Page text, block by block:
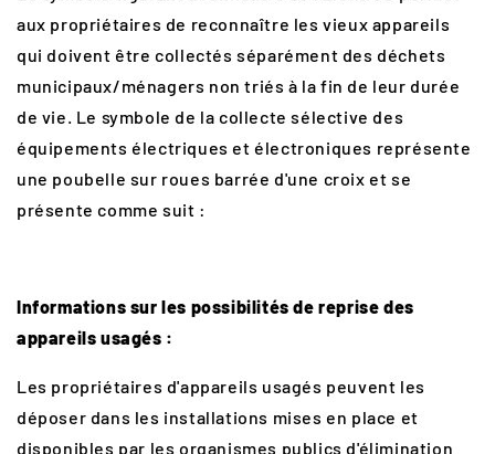
aux propriétaires de reconnaître les vieux appareils
qui doivent être collectés séparément des déchets
municipaux/ménagers non triés à la fin de leur durée
de vie. Le symbole de la collecte sélective des
équipements électriques et électroniques représente
une poubelle sur roues barrée d'une croix et se
présente comme suit :
Informations sur les possibilités de reprise des
appareils usagés :
Les propriétaires d'appareils usagés peuvent les
déposer dans les installations mises en place et
disponibles par les organismes publics d'élimination